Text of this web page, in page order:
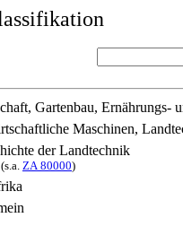
Gartenbau, Ernährungs-
Maschinen,
der Landtechnik
ZA 80000)